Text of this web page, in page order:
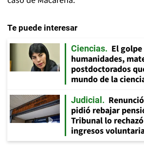
Te puede interesar
Ciencias
El
humanidades,
postdoctorados
mundo de la
Judicial
pidió rebajar
Tribunal lo
ingresos